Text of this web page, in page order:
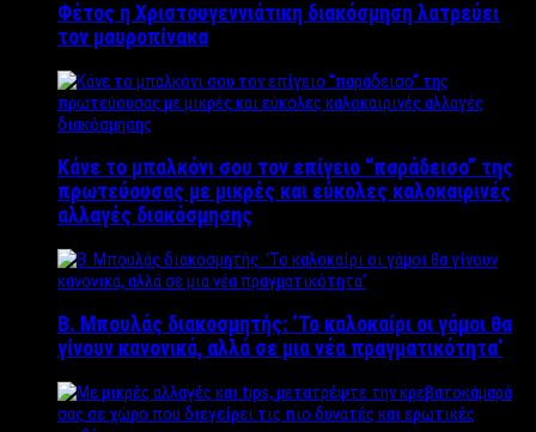
Φέτος η Χριστουγεννιάτικη διακόσμηση λατρεύει
τον μαυροπίνακα
Κάνε το μπαλκόνι σου τον επίγειο “παράδεισο” της
πρωτεύουσας με μικρές και εύκολες καλοκαιρινές
αλλαγές διακόσμησης
Β. Μπουλάς διακοσμητής: ‘Το καλοκαίρι οι γάμοι θα
γίνουν κανονικά, αλλά σε μια νέα πραγματικότητα’